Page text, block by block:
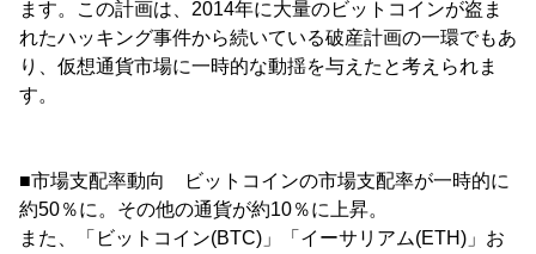
ます。この計画は、2014年に大量のビットコインが盗ま
れたハッキング事件から続いている破産計画の一環でもあ
り、仮想通貨市場に一時的な動揺を与えたと考えられま
す。
■市場支配率動向 ビットコインの市場支配率が一時的に
約50％に。その他の通貨が約10％に上昇。
また、「ビットコイン(BTC)」「イーサリアム(ETH)」お